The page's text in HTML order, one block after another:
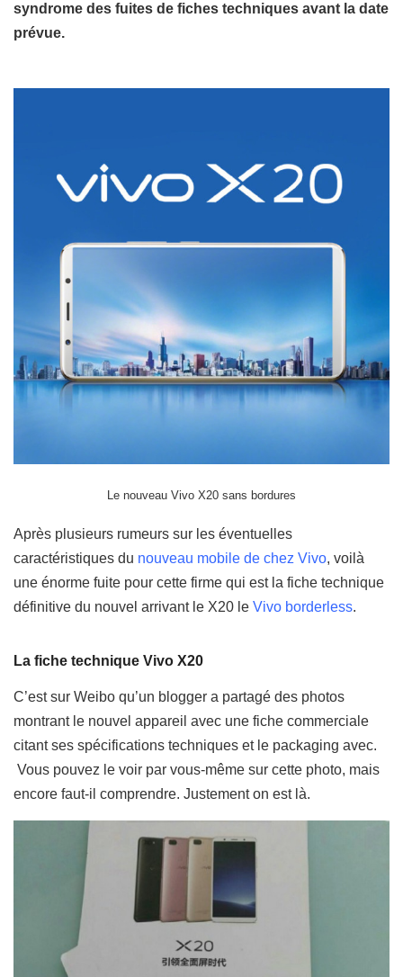
syndrome des fuites de fiches techniques avant la date
prévue.
Le nouveau Vivo X20 sans bordures
Après plusieurs rumeurs sur les éventuelles
caractéristiques du nouveau mobile de chez Vivo, voilà
une énorme fuite pour cette firme qui est la fiche technique
définitive du nouvel arrivant le X20 le Vivo borderless.
La fiche technique Vivo X20
C’est sur Weibo qu’un blogger a partagé des photos
montrant le nouvel appareil avec une fiche commerciale
citant ses spécifications techniques et le packaging avec.
Vous pouvez le voir par vous-même sur cette photo, mais
encore faut-il comprendre. Justement on est là.